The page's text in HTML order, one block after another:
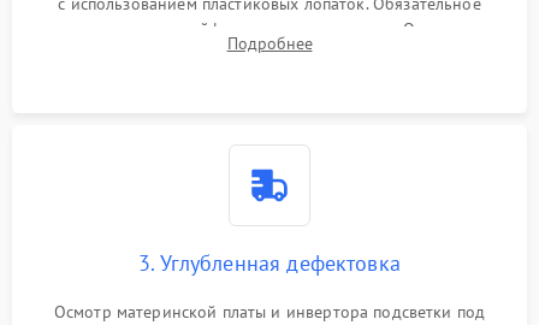
отключение шлейфов матрицы и питания. Очистка
массивной системы охлаждения от скопившейся пыли.
Подробнее
3. Углубленная дефектовка
Осмотр материнской платы и инвертора подсветки под